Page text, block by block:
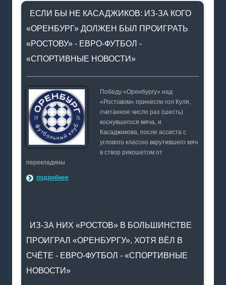
ЕСЛИ БЫ НЕ КАСАДЖИКОВ: ИЗ-ЗА КОГО
«ОРЕНБУРГ» ДОЛЖЕН БЫЛ ПРОИГРАТЬ
«РОСТОВУ» - ЕВРО-ФУТБОЛ -
«СПОРТИВНЫЕ НОВОСТИ»
Победу «Оренбургу» над
«Ростовом» принесли гол Куля,
считанное число раз (шесть)
коснувшегося мяча, и
Касаджикова, после ассиста с
углового классно вкрутившего мяч
в створ рикошетом от
перекладины
подробнее
ИЗ-ЗА НИХ «РОСТОВ» В БОЛЬШИНСТВЕ
ПРОИГРАЛ «ОРЕНБУРГУ», ХОТЯ ВЁЛ В
СЧЁТЕ - ЕВРО-ФУТБОЛ - «СПОРТИВНЫЕ
НОВОСТИ»